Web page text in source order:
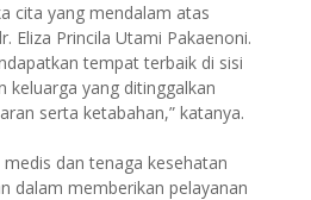
cita yang mendalam atas
Eliza Princila Utami Pakaenoni.
tempat terbaik di sisi
keluarga yang ditinggalkan
serta ketabahan,” katanya.
dan tenaga kesehatan
dalam memberikan pelayanan